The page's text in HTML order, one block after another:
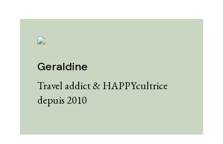
Geraldine
Travel addict & HAPPYcultrice
depuis 2010